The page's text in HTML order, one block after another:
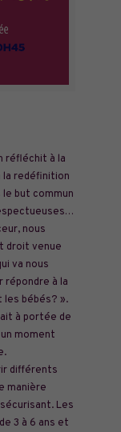
réfléchit à la
la redéfinition
but commun
nous
droit venue
va nous
répondre à la
les bébés? ».
à portée de
moment
différents
manière
Les
3 à 6 ans et